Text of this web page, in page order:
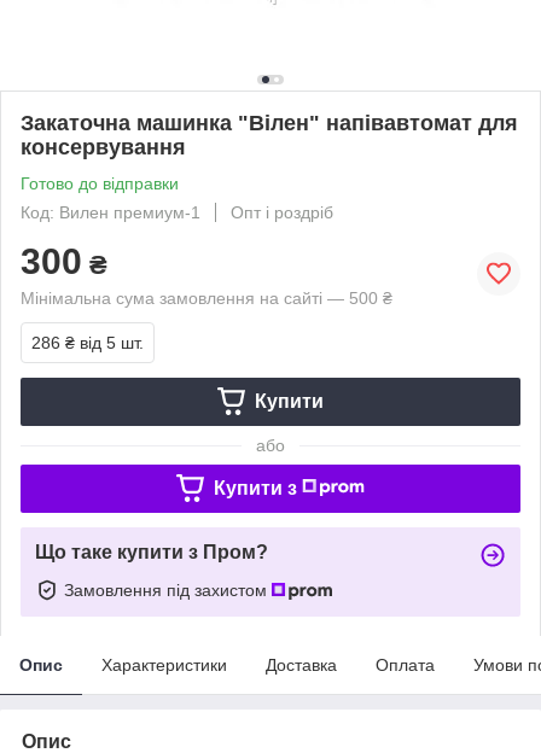
Закаточна машинка "Вілен" напівавтомат для
консервування
Готово до відправки
Код: Вилен премиум-1
Опт і роздріб
300 ₴
Мінімальна сума замовлення на сайті — 500 ₴
286 ₴ від 5 шт.
Купити
або
Купити з
Що таке купити з Пром?
Замовлення під захистом
Опис Характеристики Доставка Оплата Умови
Опис